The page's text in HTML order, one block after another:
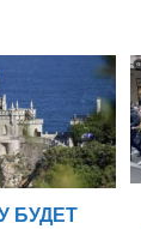
БУДЕТ